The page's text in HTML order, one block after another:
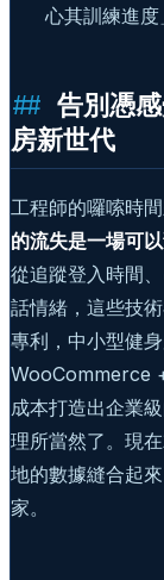
心其訓練進度
告別憑
房新世代
工程師的囉嗦時
的流失是一場可
從追蹤登入時間
話情緒，這些技
專利，中小型健
WooCommerce
成本打造出企業
理所當然了。現
地的數據縫合起
家。